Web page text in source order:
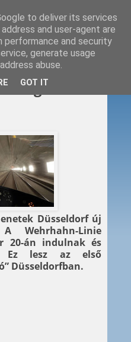
vége a
Düsseldorf új
Wehrhahn-Linie
20-án indulnak és
Ez lesz az első
Düsseldorfban.
to deliver its services
and user-agent are
performance and security
generate usage
abuse.
GOT IT